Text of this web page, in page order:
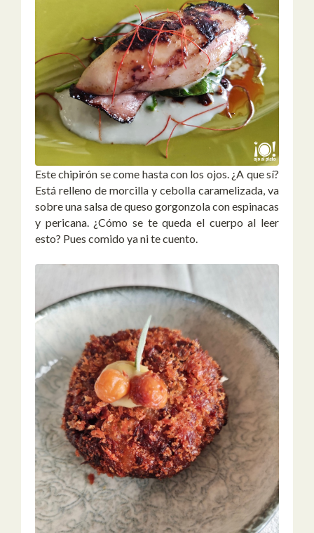
Este chipirón se come hasta con los ojos. ¿A que sí?
Está relleno de morcilla y cebolla caramelizada, va
sobre una salsa de queso gorgonzola con espinacas
y pericana. ¿Cómo se te queda el cuerpo al leer
esto? Pues comido ya ni te cuento.